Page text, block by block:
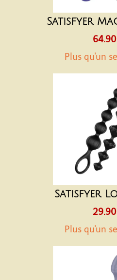
Satisfyer
Plus qu'un
Satisfyer
Plus qu'un